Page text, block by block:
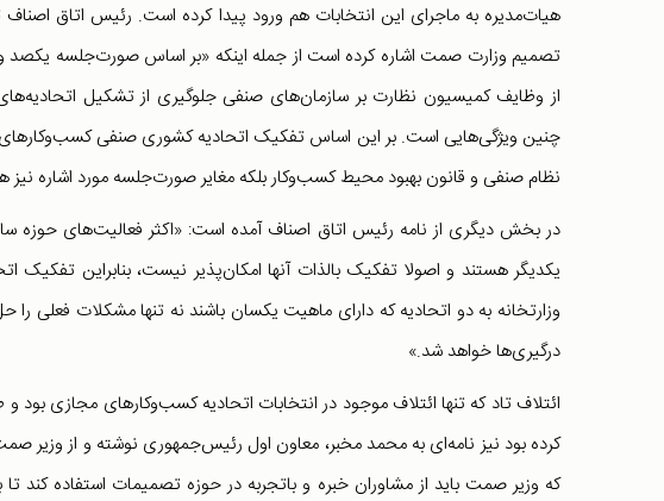
هیات‌مدیره به ماجرای این انتخابات هم ورود پیدا کرده است. رئیس اتاق
تصمیم وزارت صمت اشاره کرده است از جمله اینکه «بر اساس صورت‌جلسه
از وظایف کمیسیون نظارت بر سازمان‌های صنفی جلوگیری از تشکیل
چنین ویژگی‌هایی است. بر این اساس تفکیک اتحادیه کشوری صنفی کسب‌وکارهای
نظام صنفی و قانون بهبود محیط کسب‌وکار بلکه مغایر صورت‌جلسه مورد اشاره
در بخش دیگری از نامه رئیس اتاق اصناف آمده است: «اکثر فعالیت‌های حوزه
یکدیگر هستند و اصولا تفکیک بالذات آنها امکان‌پذیر نیست، بنابراین
وزارتخانه به دو اتحادیه که دارای ماهیت یکسان باشند نه تنها مشکلات فعلی
درگیری‌ها خواهد شد.»
ائتلاف تاد که تنها ائتلاف موجود در انتخابات اتحادیه کسب‌وکارهای مجازی
کرده بود نیز نامه‌ای به محمد مخبر، معاون اول رئیس‌جمهوری نوشته و از وزیر
که وزیر صمت باید از مشاوران خبره و باتجربه در حوزه تصمیمات استفاده